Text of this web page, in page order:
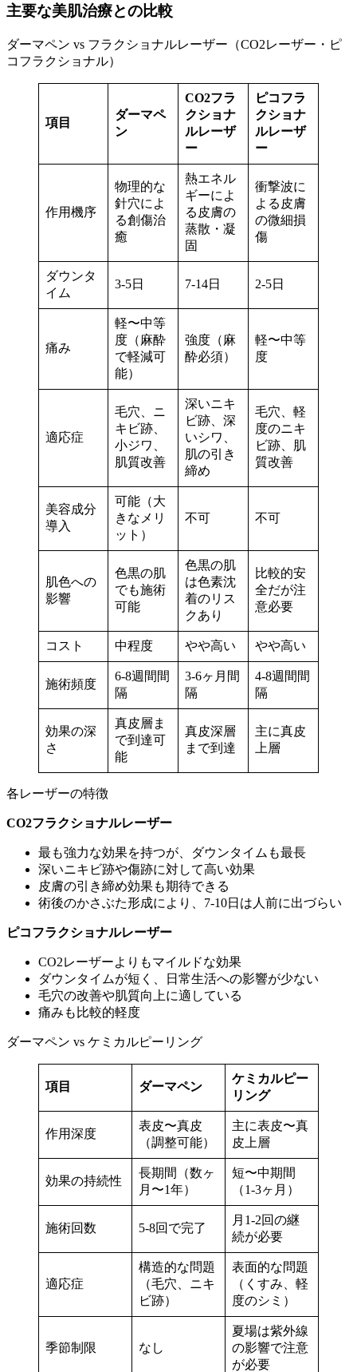
主要な美肌治療との比較
ダーマペン vs フラクショナルレーザー（CO2レーザー・ピ
コフラクショナル）
項目
ダーマペ
ン
CO2フラ
クショナ
ルレーザ
ー
ピコフラ
クショナ
ルレーザ
ー
作用機序
物理的な
針穴によ
る創傷治
癒
熱エネル
ギーによ
る皮膚の
蒸散・凝
固
衝撃波に
よる皮膚
の微細損
傷
ダウンタ
イム
3-5日 7-14日 2-5日
痛み
軽〜中等
度（麻酔
で軽減可
能）
強度（麻
酔必須）
軽〜中等
度
適応症
毛穴、ニ
キビ跡、
小ジワ、
肌質改善
深いニキ
ビ跡、深
いシワ、
肌の引き
締め
毛穴、軽
度のニキ
ビ跡、肌
質改善
美容成分
導入
可能（大
きなメリ
ット）
不可 不可
肌色への
影響
色黒の肌
でも施術
可能
色黒の肌
は色素沈
着のリス
クあり
比較的安
全だが注
意必要
コスト 中程度 やや高い やや高い
施術頻度
6-8週間間
隔
3-6ヶ月間
隔
4-8週間間
隔
効果の深
さ
真皮層ま
で到達可
能
真皮深層
まで到達
主に真皮
上層
各レーザーの特徴
CO2フラクショナルレーザー
最も強力な効果を持つが、ダウンタイムも最長
深いニキビ跡や傷跡に対して高い効果
皮膚の引き締め効果も期待できる
術後のかさぶた形成により、7-10日は人前に出づらい
ピコフラクショナルレーザー
CO2レーザーよりもマイルドな効果
ダウンタイムが短く、日常生活への影響が少ない
毛穴の改善や肌質向上に適している
痛みも比較的軽度
ダーマペン vs ケミカルピーリング
項目 ダーマペン
ケミカルピー
リング
作用深度
表皮〜真皮
（調整可能）
主に表皮〜真
皮上層
効果の持続性
長期間（数ヶ
月〜1年）
短〜中期間
（1-3ヶ月）
施術回数 5-8回で完了
月1-2回の継
続が必要
適応症
構造的な問題
（毛穴、ニキ
ビ跡）
表面的な問題
（くすみ、軽
度のシミ）
季節制限 なし
夏場は紫外線
の影響で注意
が必要